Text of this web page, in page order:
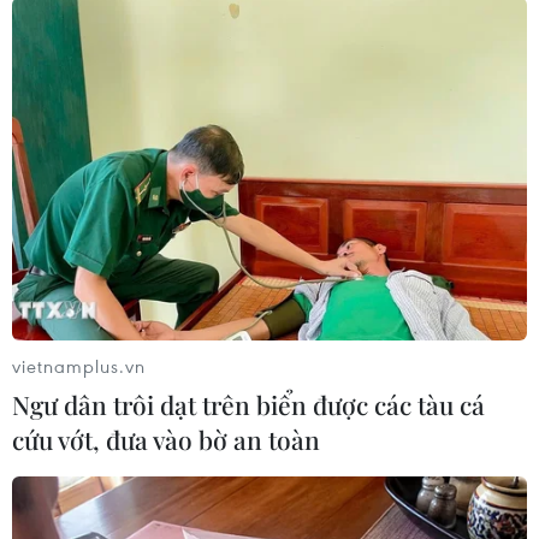
việc giảm cân trở nên khó khăn hơn ngay cả
khi lượng calo tiêu thụ không thay đổi.
Canxi
Canxi giúp phân hủy các chất dinh dưỡng khác
cũng như chất béo. Khi cơ thể thiếu canxi, quá
trình đốt cháy chất béo sẽ trở nên kém hiệu quả
hơn, đặc biệt ở các vùng mỡ cứng đầu như
bụng, làm tăng khả năng tích mỡ và tăng cân.
vietnamplus.vn
Ngư dân trôi dạt trên biển được các tàu cá
cứu vớt, đưa vào bờ an toàn